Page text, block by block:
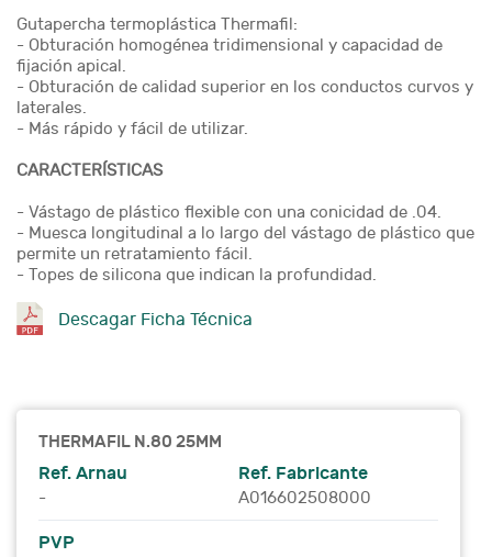
Gutapercha termoplástica Thermafil:
- Obturación homogénea tridimensional y capacidad de
fijación apical.
- Obturación de calidad superior en los conductos curvos y
laterales.
- Más rápido y fácil de utilizar.
CARACTERÍSTICAS
- Vástago de plástico flexible con una conicidad de .04.
- Muesca longitudinal a lo largo del vástago de plástico que
permite un retratamiento fácil.
- Topes de silicona que indican la profundidad.
Descagar Ficha Técnica
THERMAFIL N.80 25MM
Ref. Arnau
-
Ref. Fabricante
A016602508000
PVP